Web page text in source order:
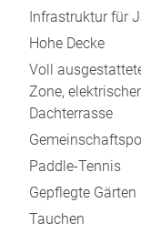
Infrastruktur für
Hohe Decke
Voll
Zone,
Dachterrasse
Paddle-Tennis
Gepflegte Gärten
Tauchen